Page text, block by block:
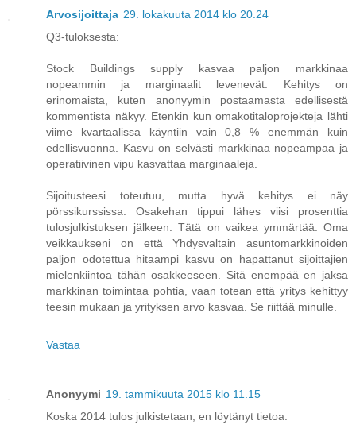
Arvosijoittaja 29. lokakuuta 2014 klo 20.24
Q3-tuloksesta:
Stock Buildings supply kasvaa paljon markkinaa
nopeammin ja marginaalit levenevät. Kehitys on
erinomaista, kuten anonyymin postaamasta edellisestä
kommentista näkyy. Etenkin kun omakotitaloprojekteja lähti
viime kvartaalissa käyntiin vain 0,8 % enemmän kuin
edellisvuonna. Kasvu on selvästi markkinaa nopeampaa ja
operatiivinen vipu kasvattaa marginaaleja.
Sijoitusteesi toteutuu, mutta hyvä kehitys ei näy
pörssikurssissa. Osakehan tippui lähes viisi prosenttia
tulosjulkistuksen jälkeen. Tätä on vaikea ymmärtää. Oma
veikkaukseni on että Yhdysvaltain asuntomarkkinoiden
paljon odotettua hitaampi kasvu on hapattanut sijoittajien
mielenkiintoa tähän osakkeeseen. Sitä enempää en jaksa
markkinan toimintaa pohtia, vaan totean että yritys kehittyy
teesin mukaan ja yrityksen arvo kasvaa. Se riittää minulle.
Vastaa
Anonyymi 19. tammikuuta 2015 klo 11.15
Koska 2014 tulos julkistetaan, en löytänyt tietoa.